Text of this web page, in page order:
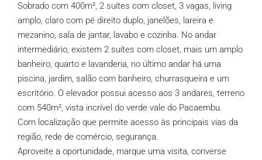
Sobrado com 400m², 2 suítes com closet, 3 vagas, living
amplo, claro com pé direito duplo, janelões, lareira e
mezanino, sala de jantar, lavabo e cozinha. No andar
intermediário, existem 2 suítes com closet, mais um amplo
banheiro, quarto e lavanderia, no último andar há uma
piscina, jardim, salão com banheiro, churrasqueira e um
escritório. O elevador possui acesso aos 3 andares, terreno
com 540m², vista incrível do verde vale do Pacaembu.
Com localização que permite acesso às principais vias da
região, rede de comércio, segurança.
Aproveite a oportunidade, marque uma visita, converse